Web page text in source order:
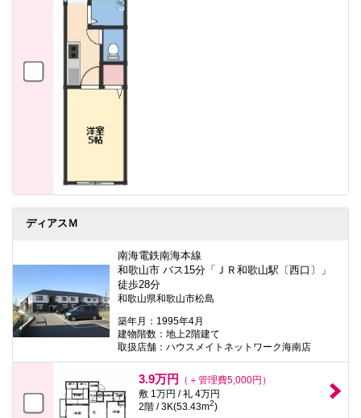
ディアスＭ
南海電鉄南海本線
和歌山市 バス15分「ＪＲ和歌山駅〔西口〕」
徒歩28分
和歌山県和歌山市松島
築年月：1995年4月
建物階数：地上2階建て
取扱店舗：ハウスメイトネットワーク海南店
3.9万円
（＋管理費5,000円）
敷 1万円 / 礼 4万円
2階 / 3K(53.43m2)